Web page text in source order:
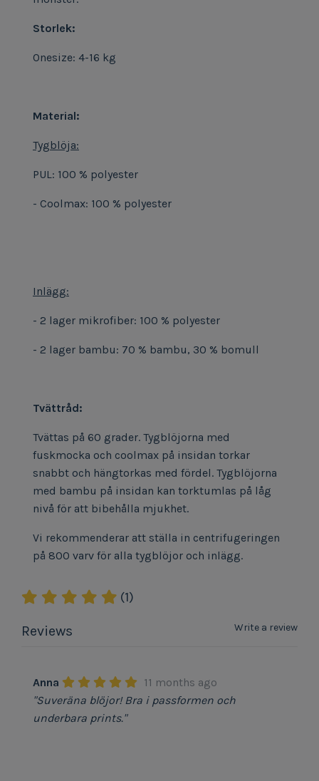
Storlek:
Onesize: 4-16 kg
Material:
Tygblöja:
PUL: 100 % polyester
- Coolmax: 100 % polyester
Inlägg:
- 2 lager mikrofiber: 100 % polyester
- 2 lager bambu: 70 % bambu, 30 % bomull
Tvättråd:
Tvättas på 60 grader. Tygblöjorna med
fuskmocka och coolmax på insidan torkar
snabbt och hängtorkas med fördel. Tygblöjorna
med bambu på insidan kan torktumlas på låg
nivå för att bibehålla mjukhet.
Vi rekommenderar att ställa in centrifugeringen
på 800 varv för alla tygblöjor och inlägg.
(1)
Reviews Write a review
Anna
11 months ago
"Suveräna blöjor! Bra i passformen och
underbara prints."